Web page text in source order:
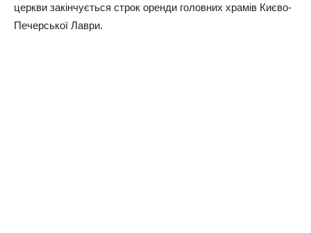
церкви закінчується строк оренди головних храмів Києво-
Печерської Лаври.